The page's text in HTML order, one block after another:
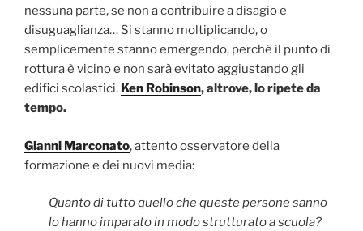
nessuna parte, se non a contribuire a disagio e
disuguaglianza… Si stanno moltiplicando, o
semplicemente stanno emergendo, perché il punto di
rottura è vicino e non sarà evitato aggiustando gli
edifici scolastici. Ken Robinson, altrove, lo ripete da
tempo.
Gianni Marconato, attento osservatore della
formazione e dei nuovi media:
Quanto di tutto quello che queste persone sanno
lo hanno imparato in modo strutturato a scuola?